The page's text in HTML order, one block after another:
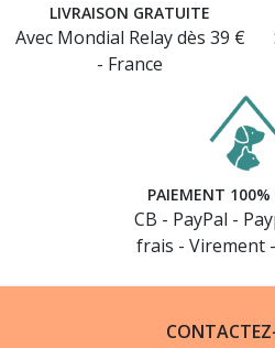
LIVRAISON GRATUITE
Avec Mondial Relay dès 39 €
- France
PAIEMENT 100%
CB - PayPal -
frais - Virement